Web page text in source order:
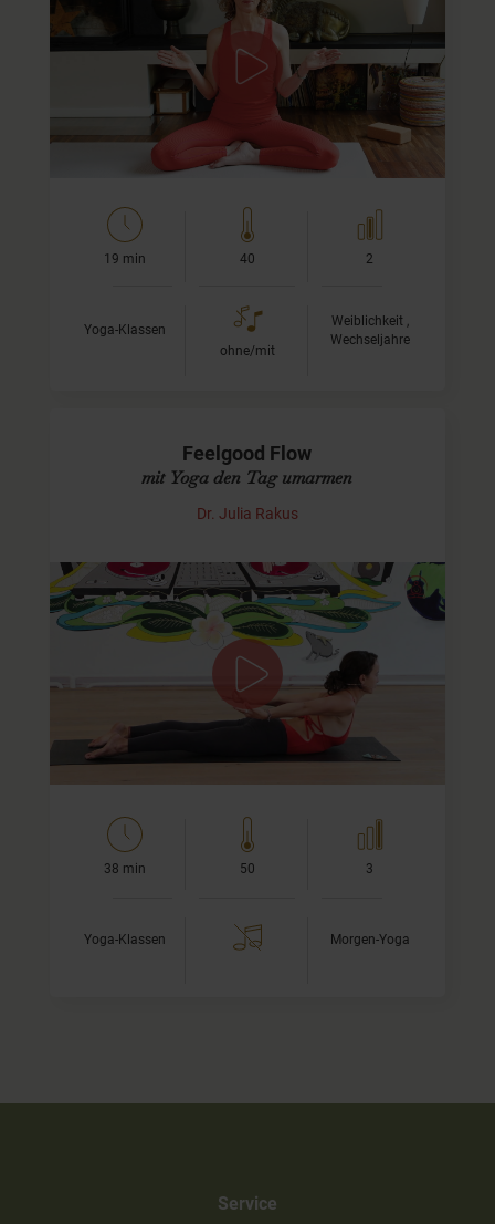
inkl. kühlender Atemübung bei
Hitzewallungen
Diese Yogapraxis hilft Dir mit den körperlichen
Veränderungen während der Wechseljahre besser
umzugehen und das, was mit Dir geschieht, besser…
19 min 40 2
Yoga-Klassen
ohne/mit
Weiblichkeit ,
Wechseljahre
Feelgood Flow
mit Yoga den Tag umarmen
Dr. Julia Rakus
Yoga am Morgen
In diesem Video dehnen und strecken wir unsere noch
müden Körper zunächst und gehen dann in einige
kräfitgende Asanas hinein. Die Asana-Sequenz, die ich Dir
zusammengestellt habe,…
38 min 50 3
Yoga-Klassen Morgen-Yoga
Service